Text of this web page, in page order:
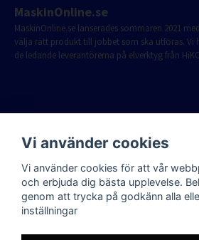
MaskinOnline.se
MaskinOnline.se lanserades sommaren 2021
välja rätt produkt till jobbet som ska utföras. Vi
de ledande leverantörerna på elverktyg från
Vi använder cookies
Vi använder cookies för att vår
och erbjuda dig bästa upplevelse.
genom att trycka på godkänn alla
inställningar